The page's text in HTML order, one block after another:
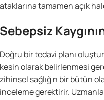
ataklarına tamamen açık
Sebepsiz
Doğru bir tedavi planı
kesin olarak belirlenmesi
zihinsel sağlığın bir bütün
inceleme gerektirir.